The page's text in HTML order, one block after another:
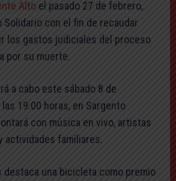
Alto el pasado 27 de febrero,
Solidario con el fin de recaudar
los gastos judiciales del proceso
por su muerte.
a cabo este sábado 8 de
19:00 horas, en Sargento
con música en vivo, artistas
actividades familiares.
destaca una bicicleta como premio